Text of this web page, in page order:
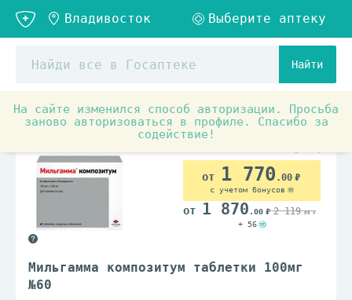
Найти
На сайте изменился способ авторизации. Просьба
заново авторизоваться в профиле. Спасибо за
содействие!
Аптечные товары Препараты при заболеваниях
Мильгамма композитум таблетки 100мг
№60
1 770 .00
с учетом бонусов
1 870 .00 2 119.00
+ 56